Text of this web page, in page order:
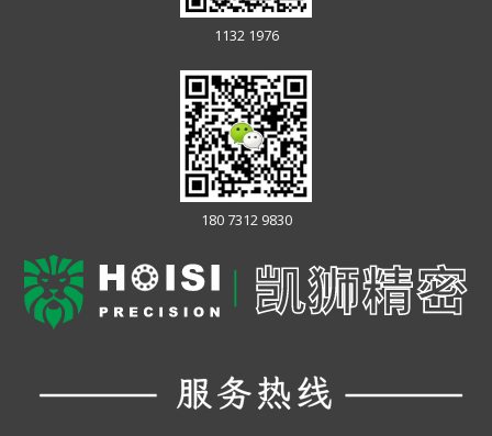
1132 1976
180 7312 9830